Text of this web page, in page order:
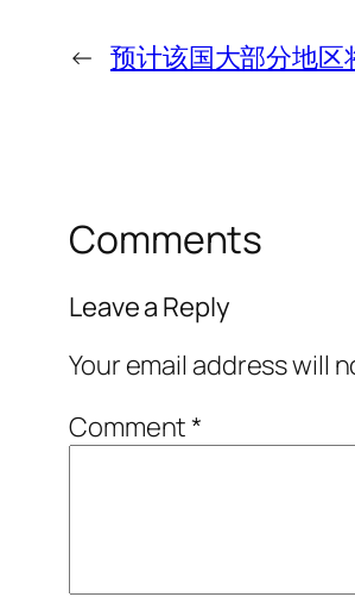
← 预计该国大部分地区
Comments
Leave a Reply
Your email address will
Comment*